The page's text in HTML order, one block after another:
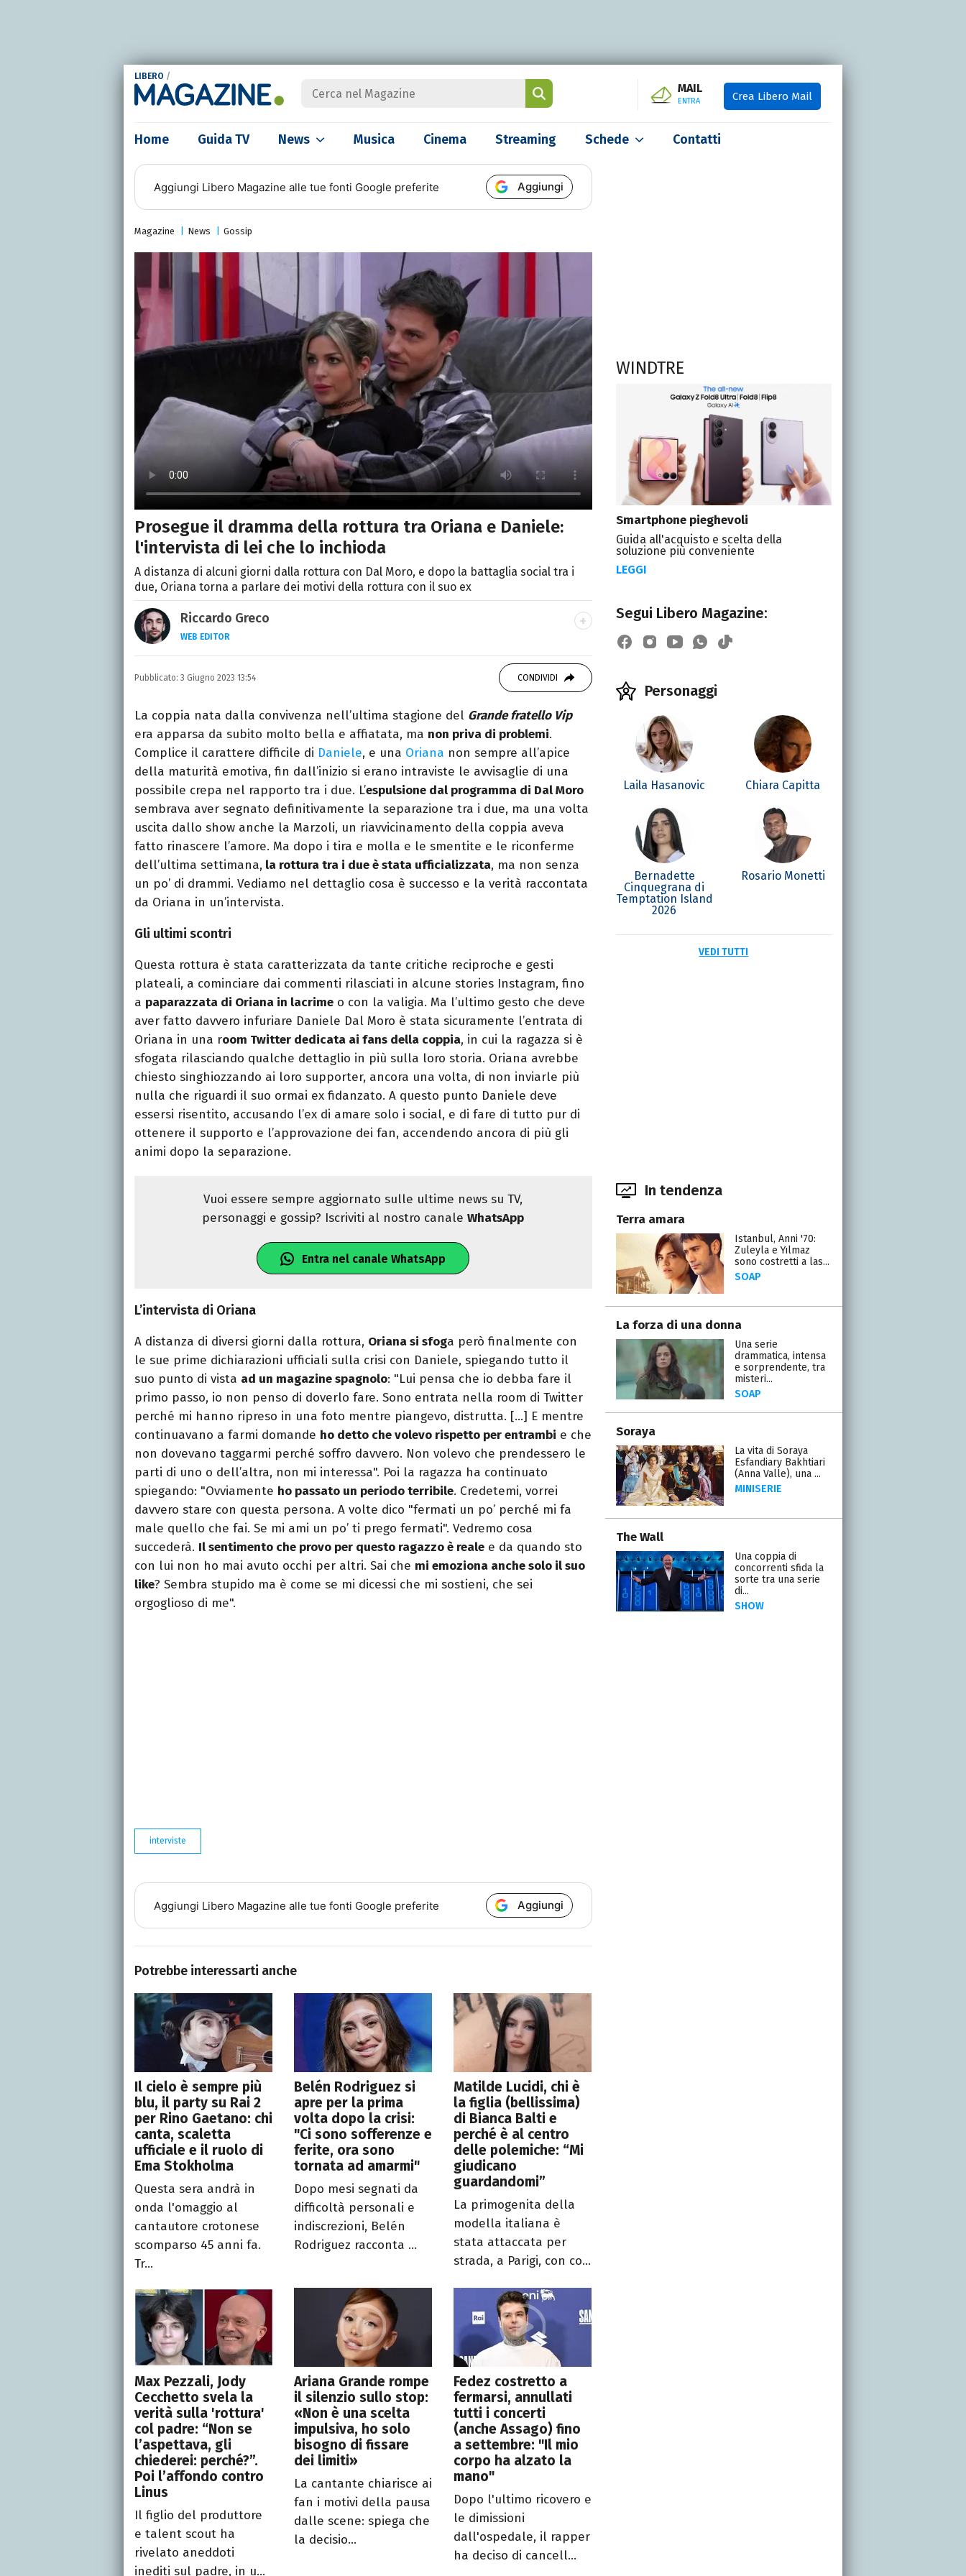
LIBERO /
MAIL
ENTRA Crea Libero Mail
Home Guida TV News Musica Cinema Streaming Schede Contatti
Aggiungi Libero Magazine alle tue fonti Google preferite Aggiungi
Magazine News Gossip
Prosegue il dramma della rottura tra Oriana e Daniele:
l'intervista di lei che lo inchioda
A distanza di alcuni giorni dalla rottura con Dal Moro, e dopo la battaglia social tra i
due, Oriana torna a parlare dei motivi della rottura con il suo ex
Riccardo Greco
WEB EDITOR
LINKEDIN
Si avvicina all'editoria studiando all'IED come Fashion Editor. Si
specializza poi in Comunicazione digitale, Giornalismo e Nuovi media
presso La Sapienza, collaborando con alcune testate ed uffici stampa.
Pubblicato: 3 Giugno 2023 13:54 CONDIVIDI
La coppia nata dalla convivenza nell’ultima stagione del Grande fratello Vip
era apparsa da subito molto bella e affiatata, ma non priva di problemi.
Complice il carattere difficile di Daniele, e una Oriana non sempre all’apice
della maturità emotiva, fin dall’inizio si erano intraviste le avvisaglie di una
possibile crepa nel rapporto tra i due. L’espulsione dal programma di Dal Moro
sembrava aver segnato definitivamente la separazione tra i due, ma una volta
uscita dallo show anche la Marzoli, un riavvicinamento della coppia aveva
fatto rinascere l’amore. Ma dopo i tira e molla e le smentite e le riconferme
dell’ultima settimana, la rottura tra i due è stata ufficializzata, ma non senza
un po’ di drammi. Vediamo nel dettaglio cosa è successo e la verità raccontata
da Oriana in un’intervista.
Gli ultimi scontri
Questa rottura è stata caratterizzata da tante critiche reciproche e gesti
plateali, a cominciare dai commenti rilasciati in alcune stories Instagram, fino
a paparazzata di Oriana in lacrime o con la valigia. Ma l’ultimo gesto che deve
aver fatto davvero infuriare Daniele Dal Moro è stata sicuramente l’entrata di
Oriana in una room Twitter dedicata ai fans della coppia, in cui la ragazza si è
sfogata rilasciando qualche dettaglio in più sulla loro storia. Oriana avrebbe
chiesto singhiozzando ai loro supporter, ancora una volta, di non inviarle più
nulla che riguardi il suo ormai ex fidanzato. A questo punto Daniele deve
essersi risentito, accusando l’ex di amare solo i social, e di fare di tutto pur di
ottenere il supporto e l’approvazione dei fan, accendendo ancora di più gli
animi dopo la separazione.
Vuoi essere sempre aggiornato sulle ultime news su TV,
personaggi e gossip? Iscriviti al nostro canaleWhatsApp
Entra nel canale WhatsApp
L’intervista di Oriana
A distanza di diversi giorni dalla rottura, Oriana si sfoga però finalmente con
le sue prime dichiarazioni ufficiali sulla crisi con Daniele, spiegando tutto il
suo punto di vista ad un magazine spagnolo: "Lui pensa che io debba fare il
primo passo, io non penso di doverlo fare. Sono entrata nella room di Twitter
perché mi hanno ripreso in una foto mentre piangevo, distrutta. […] E mentre
continuavano a farmi domande ho detto che volevo rispetto per entrambi e che
non dovevano taggarmi perché soffro davvero. Non volevo che prendessero le
parti di uno o dell’altra, non mi interessa". Poi la ragazza ha continuato
spiegando: "Ovviamente ho passato un periodo terribile. Credetemi, vorrei
davvero stare con questa persona. A volte dico "fermati un po’ perché mi fa
male quello che fai. Se mi ami un po’ ti prego fermati". Vedremo cosa
succederà. Il sentimento che provo per questo ragazzo è reale e da quando sto
con lui non ho mai avuto occhi per altri. Sai che mi emoziona anche solo il suo
like? Sembra stupido ma è come se mi dicessi che mi sostieni, che sei
orgoglioso di me".
interviste
Aggiungi Libero Magazine alle tue fonti Google preferite Aggiungi
Potrebbe interessarti anche
Il cielo è sempre più
blu, il party su Rai 2
per Rino Gaetano: chi
canta, scaletta
ufficiale e il ruolo di
Ema Stokholma
Questa sera andrà in
onda l'omaggio al
cantautore crotonese
scomparso 45 anni fa.
Tr...
Belén Rodriguez si
apre per la prima
volta dopo la crisi:
"Ci sono sofferenze e
ferite, ora sono
tornata ad amarmi"
Dopo mesi segnati da
difficoltà personali e
indiscrezioni, Belén
Rodriguez racconta ...
Matilde Lucidi, chi è
la figlia (bellissima)
di Bianca Balti e
perché è al centro
delle polemiche: “Mi
giudicano
guardandomi”
La primogenita della
modella italiana è
stata attaccata per
strada, a Parigi, con co...
Max Pezzali, Jody
Cecchetto svela la
verità sulla 'rottura'
col padre: “Non se
l’aspettava, gli
chiederei: perché?”.
Poi l’affondo contro
Linus
Il figlio del produttore
e talent scout ha
rivelato aneddoti
inediti sul padre, in u...
Ariana Grande rompe
il silenzio sullo stop:
«Non è una scelta
impulsiva, ho solo
bisogno di fissare
dei limiti»
La cantante chiarisce ai
fan i motivi della pausa
dalle scene: spiega che
la decisio...
Fedez costretto a
fermarsi, annullati
tutti i concerti
(anche Assago) fino
a settembre: "Il mio
corpo ha alzato la
mano"
Dopo l'ultimo ricovero e
le dimissioni
dall'ospedale, il rapper
ha deciso di cancell...
WINDTRE
Smartphone pieghevoli
Guida all'acquisto e scelta della
soluzione più conveniente
LEGGI
Segui Libero Magazine:
Personaggi
Laila Hasanovic Chiara Capitta
Bernadette
Cinquegrana di
Temptation Island
2026
Rosario Monetti
VEDI TUTTI
In tendenza
Terra amara
Istanbul, Anni '70:
Zuleyla e Yılmaz
sono costretti a las...
SOAP
La forza di una donna
Una serie
drammatica, intensa
e sorprendente, tra
misteri...
SOAP
Soraya
La vita di Soraya
Esfandiary Bakhtiari
(Anna Valle), una ...
MINISERIE
The Wall
Una coppia di
concorrenti sfida la
sorte tra una serie
di...
SHOW